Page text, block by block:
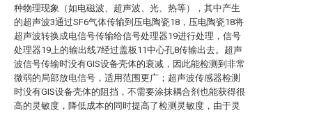
种物理现象（如电磁波、超声波、光、热等），其中产生
的超声波3通过SF6气体传输到压电陶瓷18，压电陶瓷18将
超声波转换成电信号传输给信号处理器19进行处理，信号
处理器19上的输出线7经过盖板11中心孔8传输出去。超声
波信号传输时没有GIS设备壳体的衰减，因此能检测到非常
微弱的局部放电信号，适用范围更广；超声波传感器检测
时没有GIS设备壳体的阻挡，不需要涂抹耦合剂也能获得很
高的灵敏度，降低成本的同时提高了检测灵敏度，由于灵